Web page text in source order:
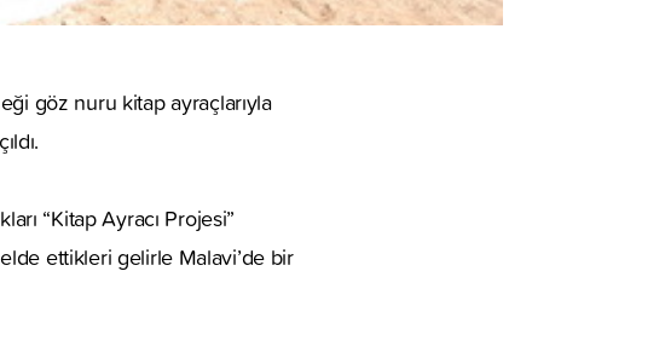
göz nuru kitap ayraçlarıyla
“Kitap Ayracı Projesi”
ettikleri gelirle Malavi’de bir